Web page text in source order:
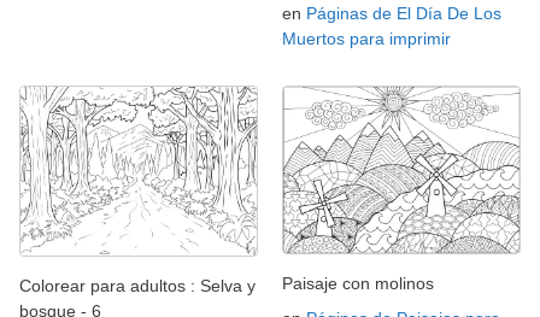
en Páginas de El Día De Los
Muertos para imprimir
Colorear para adultos : Selva y
bosque - 6
Paisaje con molinos